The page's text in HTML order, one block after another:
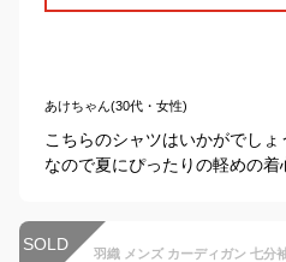
あけちゃん(30代・女性)
こちらのシャツはいかがでし
なので夏にぴったりの軽めの
SOLD